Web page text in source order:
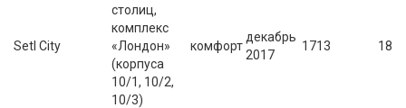
Setl City
столиц,
комплекс
«Лондон»
(корпуса
10/1, 10/2,
10/3)
комфорт
декабрь
2017
1713 18